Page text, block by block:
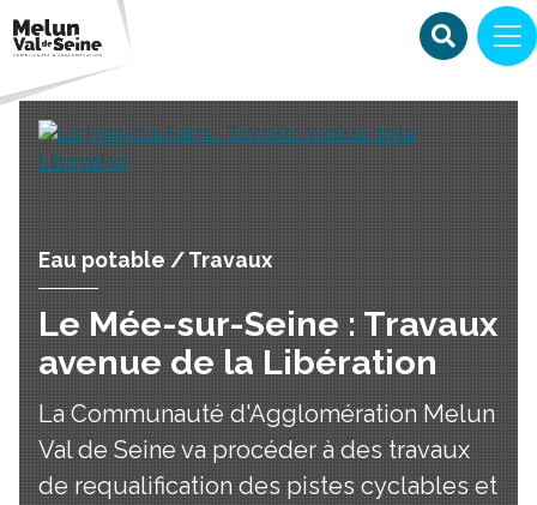
Eau potable / Travaux
Le Mée-sur-Seine : Travaux
avenue de la Libération
La Communauté d'Agglomération Melun
Val de Seine va procéder à des travaux
de requalification des pistes cyclables et